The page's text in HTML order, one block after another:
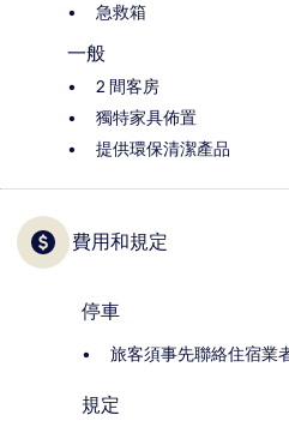
急救箱
一般
2 間客房
獨特家具佈置
提供環保清潔產品
費用和規定
停車
旅客須事先聯絡住宿業
規定